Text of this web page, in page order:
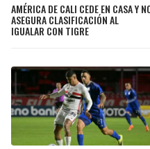
AMÉRICA DE CALI CEDE EN CASA Y
ASEGURA CLASIFICACIÓN AL
IGUALAR CON TIGRE